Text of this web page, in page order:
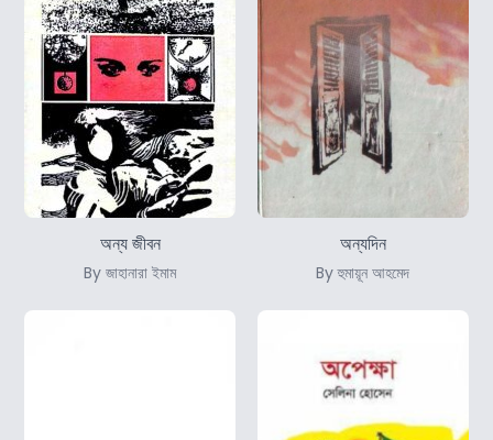
অন্য জীবন
By জাহানারা ইমাম
অন্যদিন
By হুমায়ূন আহমেদ